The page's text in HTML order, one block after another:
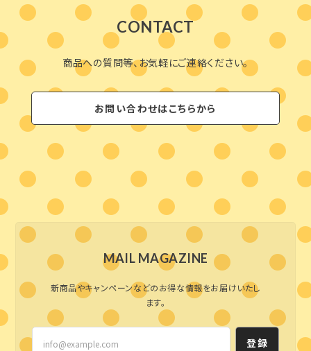
CONTACT
商品への質問等、お気軽にご連絡ください。
お問い合わせはこちらから
MAIL MAGAZINE
新商品やキャンペーンなどのお得な情報をお届けいたし
ます。
登録